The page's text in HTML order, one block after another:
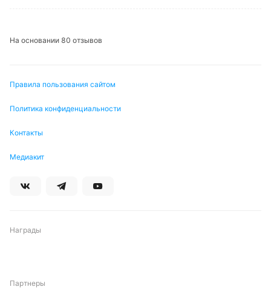
На основании 80 отзывов
Правила пользования сайтом
Политика конфиденциальности
Контакты
Медиакит
Награды
Партнеры